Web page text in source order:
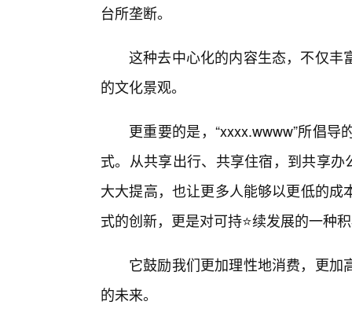
台所垄断。
这种去中心化的内容生态，不仅丰
的文化景观。
更重要的是，“xxxx.wwww”所倡
式。从共享出行、共享住宿，到共享办
大大提高，也让更多人能够以更低的
式的创新，更是对可持⭐续发展的一种
它鼓励我们更加理性地消费，更
的未来。